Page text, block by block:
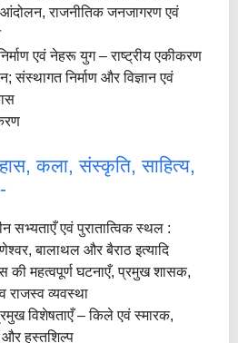
राजनीतिक जनजागरण एवं
निर्माण एवं नेहरू युग – राष्ट्रीय एकीकरण
संस्थागत निर्माण और विज्ञान एवं
कला, संस्कृति, साहित्य,
सभ्यताएँ एवं पुरातात्विक स्थल :
बालाथल और बैराठ इत्यादि
की महत्वपूर्ण घटनाएँ, प्रमुख शासक,
राजस्व व्यवस्था
विशेषताएँ – किले एवं स्मारक,
हस्तशिल्प